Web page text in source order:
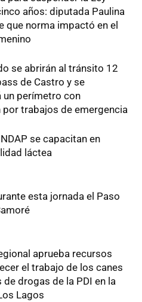
años: diputada Paulina
que norma impactó en el
se abrirán al tránsito 12
de Castro y se
un perímetro con
trabajos de emergencia
se capacitan en
láctea
esta jornada el Paso
aprueba recursos
el trabajo de los canes
drogas de la PDI en la
Lagos